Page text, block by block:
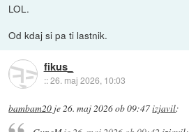
LOL.
Od kdaj si pa ti lastnik.
fikus_
::26. maj 2026, 10:03
bambam20 je26. maj 2026 ob 09:47izjavil: